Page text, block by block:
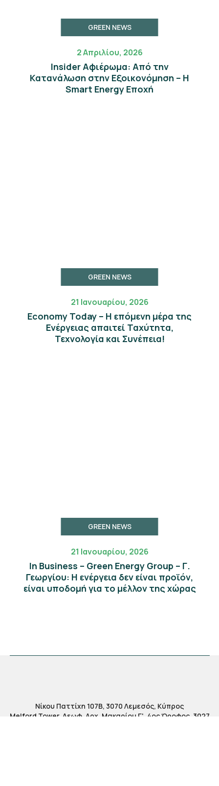
GREEN NEWS
2 Απριλίου, 2026
Insider Αφιέρωμα: Από την
Κατανάλωση στην Εξοικονόμηση – Η
Smart Energy Εποχή
GREEN NEWS
21 Ιανουαρίου, 2026
Economy Today – Η επόμενη μέρα της
Eνέργειας απαιτεί Ταχύτητα,
Τεχνολογία και Συνέπεια!
GREEN NEWS
21 Ιανουαρίου, 2026
In Business – Green Energy Group – Γ.
Γεωργίου: Η ενέργεια δεν είναι προϊόν,
είναι υποδομή για το μέλλον της χώρας
Νίκου Παττίχη 107Β, 3070 Λεμεσός, Κύπρος
Melford Tower, Λεωφ. Αρχ. Μακαρίου Γ', 4ος Όροφος, 3027